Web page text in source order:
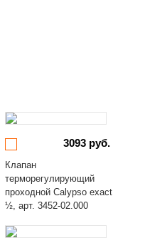
3093 руб.
Клапан
терморегулирующий
проходной Calypso exact
½, арт. 3452-02.000